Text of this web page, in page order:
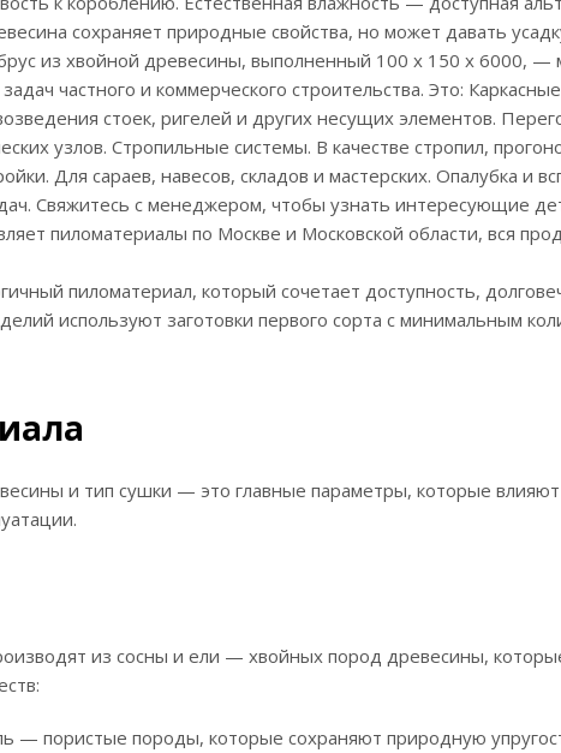
сохраняет природные свойства, но может давать
из хвойной древесины, выполненный 100 х 150 х 6000, —
частного и коммерческого строительства. Это:
стоек, ригелей и других несущих элементов.
узлов. Стропильные системы. В качестве стропил,
Для сараев, навесов, складов и мастерских. Опалубка и
Свяжитесь с менеджером, чтобы узнать интересующие
пиломатериалы по Москве и Московской области, вся
пиломатериал, который сочетает доступность,
используют заготовки первого сорта с минимальным
и тип сушки — это главные параметры, которые
из сосны и ели — хвойных пород древесины,
— пористые породы, которые сохраняют природную